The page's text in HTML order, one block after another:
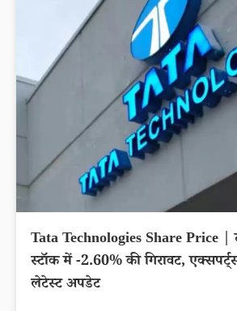
Tata Technologies Share Price |
स्टॉक में -2.60% की गिरावट,
लेटेस्ट अपडेट